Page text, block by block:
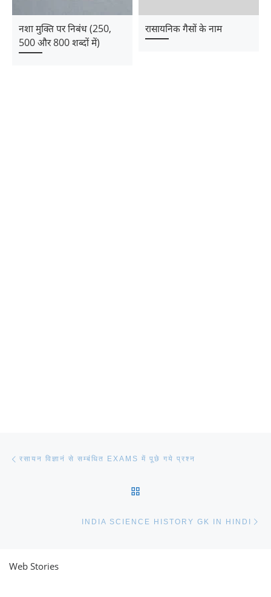
नशा मुक्ति पर निबंध (250,
500 और 800 शब्दों में)
रासायनिक गैसों के नाम
रसायन विज्ञानं से सम्बंधित EXAMS में पूछे गये प्रश्न
INDIA SCIENCE HISTORY GK IN HINDI
Web Stories